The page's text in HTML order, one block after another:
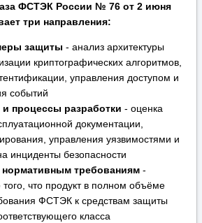
ФСТЭК России № 76 от 2 июня
три направления:
защиты - анализ архитектуры
криптографических алгоритмов,
управления доступом и
событий
процессы разработки - оценка
документации,
управления уязвимостями и
инциденты безопасности
нормативным требованиям -
что продукт в полном объёме
ФСТЭК к средствам защиты
класса